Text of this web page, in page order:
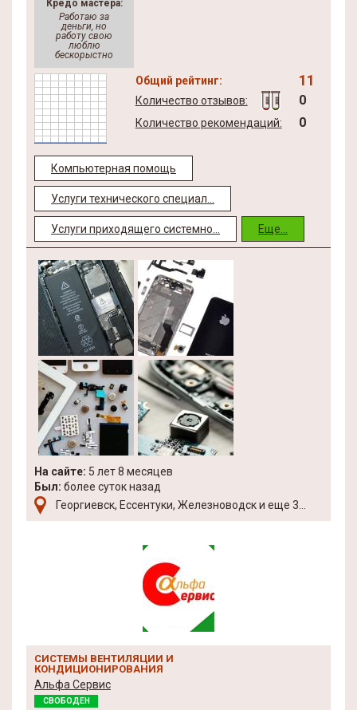
Кредо мастера:
Работаю за
деньги, но
работу свою
люблю
бескорыстно
Общий рейтинг: 11
Количество отзывов: 0
Количество рекомендаций: 0
Компьютерная помощь
Услуги технического специал...
Услуги приходящего системно... Еще...
На сайте: 5 лет 8 месяцев
Был: более суток назад
Георгиевск, Ессентуки, Железноводск и еще 3...
СИСТЕМЫ ВЕНТИЛЯЦИИ И
КОНДИЦИОНИРОВАНИЯ
Альфа Сервис
СВОБОДЕН